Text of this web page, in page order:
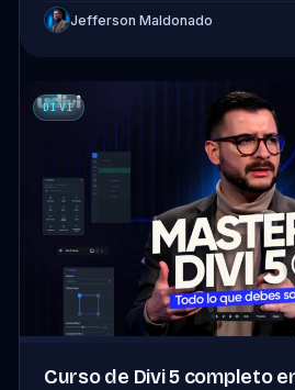
Jefferson Maldonado
DIVI
Curso de Divi 5 completo